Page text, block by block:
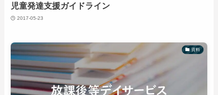
児童発達支援ガイドライン
2017-05-23
資料